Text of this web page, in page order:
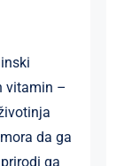
vitamin –
da ga
ga